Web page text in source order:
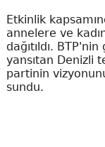
Etkinlik
annelere ve
dağıtıldı.
yansıtan Denizli
partinin
sundu.